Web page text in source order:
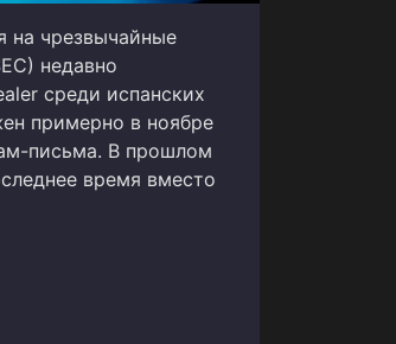
на чрезвычайные
недавно
среди испанских
примерно в ноябре
письма. В прошлом
время вместо